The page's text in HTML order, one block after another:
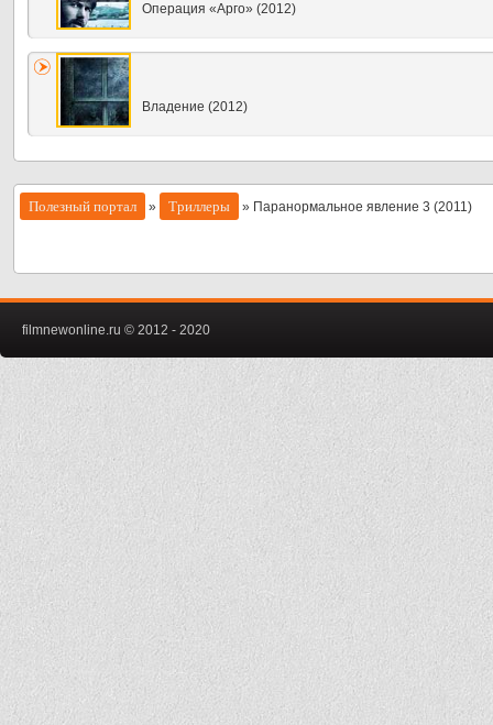
Операция «Арго» (2012)
Владение (2012)
Полезный портал » Триллеры » Паранормальное явление 3 (2011)
filmnewonline.ru © 2012 - 2020